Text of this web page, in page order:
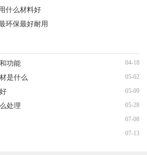
什么材料好
环保最好耐用
功能 04-18
是什么 05-02
05-09
处理 05-28
07-08
07-13